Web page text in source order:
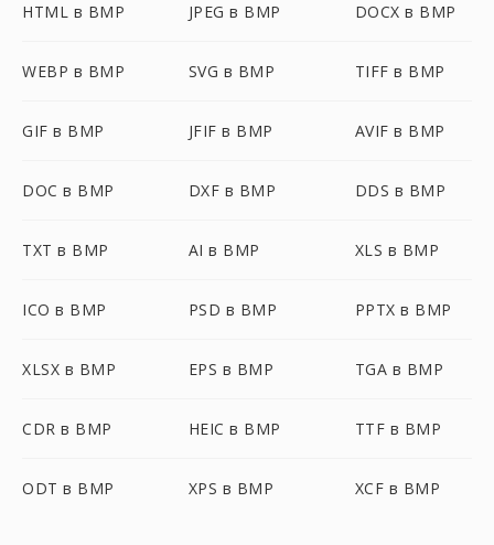
HTML в BMP JPEG в BMP DOCX в BMP
WEBP в BMP SVG в BMP TIFF в BMP
GIF в BMP JFIF в BMP AVIF в BMP
DOC в BMP DXF в BMP DDS в BMP
TXT в BMP AI в BMP XLS в BMP
ICO в BMP PSD в BMP PPTX в BMP
XLSX в BMP EPS в BMP TGA в BMP
CDR в BMP HEIC в BMP TTF в BMP
ODT в BMP XPS в BMP XCF в BMP